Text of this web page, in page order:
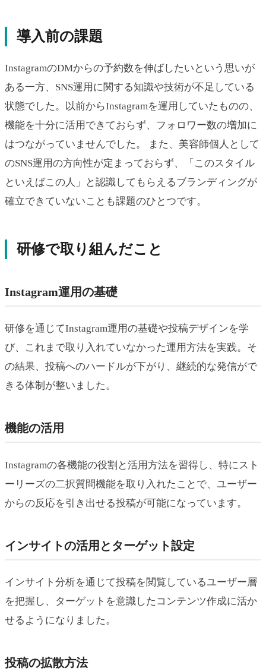
導入前の課題
InstagramのDMからの予約数を伸ばしたいという思いが
ある一方、SNS運用に関する知識や技術が不足している
状態でした。以前からInstagramを運用していたものの、
機能を十分に活用できておらず、フォロワー数の増加に
はつながっていませんでした。 また、美容師個人として
のSNS運用の方向性が定まっておらず、「このスタイル
といえばこの人」と認識してもらえるブランディングが
確立できていないことも課題のひとつです。
研修で取り組んだこと
Instagram運用の基礎
研修を通じてInstagram運用の基礎や投稿デザインを学
び、これまで取り入れていなかった運用方法を実践。そ
の結果、投稿へのハードルが下がり、継続的な発信がで
きる体制が整いました。
機能の活用
Instagramの各機能の役割と活用方法を習得し、特にスト
ーリーズの二択質問機能を取り入れたことで、ユーザー
からの反応を引き出せる投稿が可能になっています。
インサイトの活用とターゲット設定
インサイト分析を通じて投稿を閲覧しているユーザー層
を把握し、ターゲットを意識したコンテンツ作成に活か
せるようになりました。
投稿の拡散方法